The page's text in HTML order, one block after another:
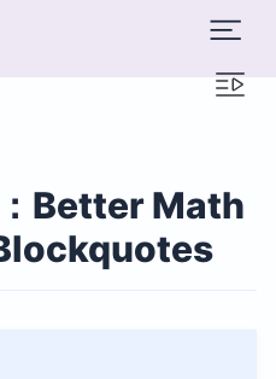
Better Math